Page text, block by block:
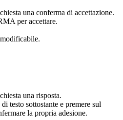
una conferma di accettazione.
per accettare.
una risposta.
testo sottostante e premere sul
la propria adesione.